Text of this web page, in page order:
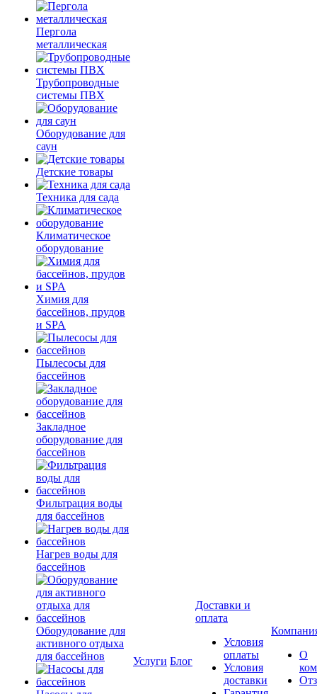
Пергола
металлическая
Трубопроводные
системы ПВХ
Оборудование для
саун
Детские товары
Техника для сада
Климатическое
оборудование
Химия для
бассейнов, прудов
и SPA
Пылесосы для
бассейнов
Закладное
оборудование для
бассейнов
Фильтрация воды
для бассейнов
Нагрев воды для
бассейнов
Оборудование для
активного отдыха
для бассейнов
Услуги Блог
Доставки и
оплата
Условия
оплаты
Условия
доставки
О